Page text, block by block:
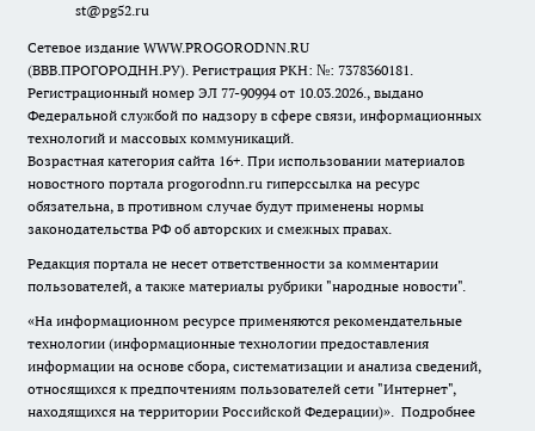
st@pg52.ru
Сетевое издание WWW.PROGORODNN.RU
(ВВВ.ПРОГОРОДНН.РУ). Регистрация РКН: №: 7378360181.
Регистрационный номер ЭЛ 77-90994 от 10.03.2026., выдано
Федеральной службой по надзору в сфере связи, информационных
технологий и массовых коммуникаций.
Возрастная категория сайта 16+. При использовании материалов
новостного портала progorodnn.ru гиперссылка на ресурс
обязательна, в противном случае будут применены нормы
законодательства РФ об авторских и смежных правах.
Редакция портала не несет ответственности за комментарии
пользователей, а также материалы рубрики "народные новости".
«На информационном ресурсе применяются рекомендательные
технологии (информационные технологии предоставления
информации на основе сбора, систематизации и анализа сведений,
относящихся к предпочтениям пользователей сети "Интернет",
находящихся на территории Российской Федерации)». Подробнее